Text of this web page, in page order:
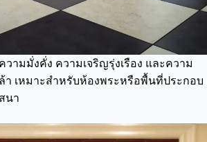
วามมั่งคั่ง ความเจริญรุ่งเรือง และความ
า เหมาะสำหรับห้องพระหรือพื้นที่ประกอบ
นา